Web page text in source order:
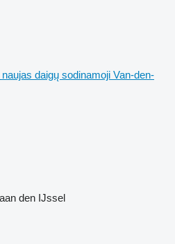
naujas daigų sodinamoji Van-den-
den IJssel